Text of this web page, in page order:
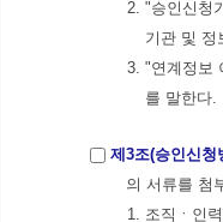
2. "승인신청
기관 및 정
3. "연계정보
를 말한다.
제3조(승인신청
의 서류를 첨
1. 조직ㆍ인